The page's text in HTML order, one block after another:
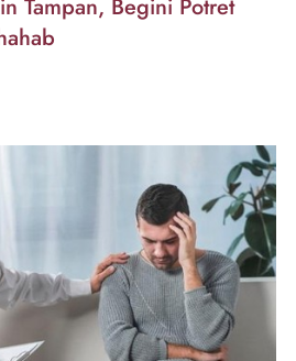
Tampan, Begini Potret